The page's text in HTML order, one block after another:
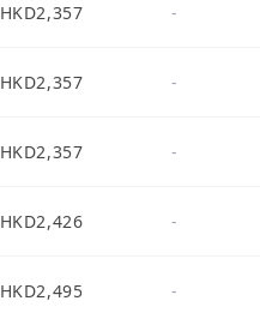
HKD2,357 -
HKD2,357 -
HKD2,357 -
HKD2,426 -
HKD2,495 -